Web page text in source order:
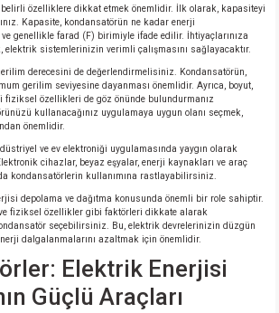
belirli özelliklere dikkat etmek önemlidir. İlk olarak, kapasiteyi
Kapasite, kondansatörün ne kadar enerji
genellikle farad (F) birimiyle ifade edilir. İhtiyaçlarınıza
elektrik sistemlerinizin verimli çalışmasını sağlayacaktır.
derecesini de değerlendirmelisiniz. Kondansatörün,
gerilim seviyesine dayanması önemlidir. Ayrıca, boyut,
fiziksel özellikleri de göz önünde bulundurmanız
kullanacağınız uygulamaya uygun olanı seçmek,
önemlidir.
ve ev elektroniği uygulamasında yaygın olarak
cihazlar, beyaz eşyalar, enerji kaynakları ve araç
kondansatörlerin kullanımına rastlayabilirsiniz.
depolama ve dağıtma konusunda önemli bir role sahiptir.
fiziksel özellikler gibi faktörleri dikkate alarak
seçebilirsiniz. Bu, elektrik devrelerinizin düzgün
dalgalanmalarını azaltmak için önemlidir.
Elektrik Enerjisi
Güçlü Araçları